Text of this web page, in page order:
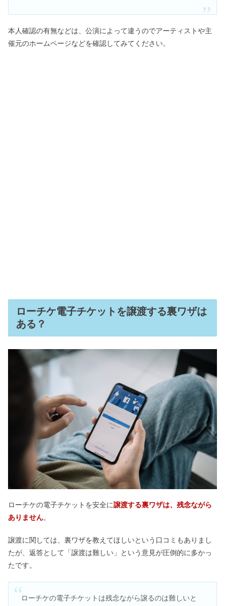
本人確認の有無などは、公演によって違うのでアーティストや主
催元のホームページなどを確認してみてください。
ローチケ電子チケットを譲渡する裏ワザは
ある？
ローチケの電子チケットを安全に譲渡する裏ワザは、残念ながら
ありません。
譲渡に関しては、裏ワザを教えてほしいという口コミもありまし
たが、返答として「譲渡は難しい」という意見が圧倒的に多かっ
たです。
ローチケの電子チケット は残念ながら譲るのは難しいと